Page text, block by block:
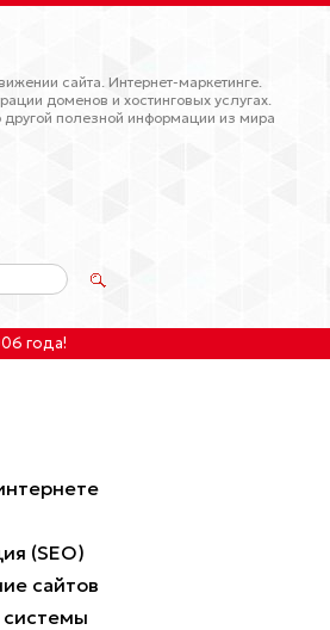
сайта. Интернет-маркетинге.
доменов и хостинговых услугах.
полезной информации из мира
года!
(SEO)
сайтов